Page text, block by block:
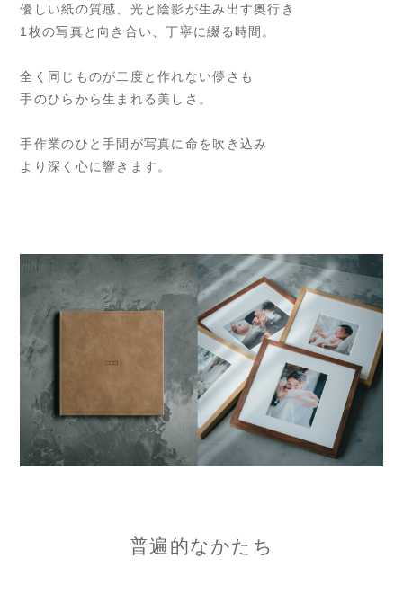
優しい紙の質感、光と陰影が生み出す奥行き
1枚の写真と向き合い、丁寧に綴る時間。
全く同じものが二度と作れない儚さも
手のひらから生まれる美しさ。
手作業のひと手間が写真に命を吹き込み
より深く心に響きます。
普遍的なかたち